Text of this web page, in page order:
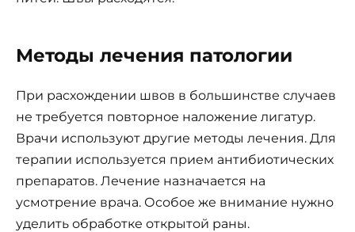
Методы лечения патологии
При расхождении швов в большинстве случаев
не требуется повторное наложение лигатур.
Врачи используют другие методы лечения. Для
терапии используется прием антибиотических
препаратов. Лечение назначается на
усмотрение врача. Особое же внимание нужно
уделить обработке открытой раны.